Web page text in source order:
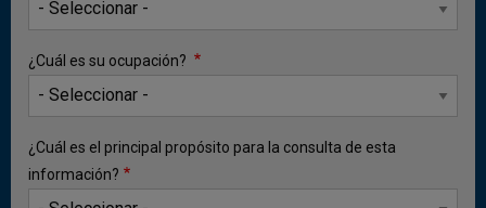
renta de factores (Gráfico 1).
Con respecto al primer trimestre del año 2025, el
déficit corriente del primer trimestre del 2026 es
inferior en USD 91 m (0,33 pp. del PIB),
comportamiento que se explica por el aumento en los
ingresos netos por transferencias corrientes y la
reducción en el déficit comercial de bienes. Lo anterior
¿Cuál es su ocupación?
¿Cuál es el principal propósito para la consulta de esta
información?